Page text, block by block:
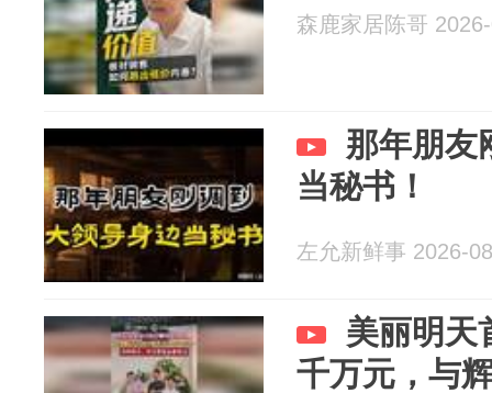
森鹿家居陈哥
那年朋友
当秘书！
左允新鲜事 2026-
美丽明天
千万元，与